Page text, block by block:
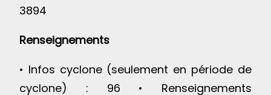
3894
Renseignements
• Infos cyclone (seulement en période de
cyclone) : 96 • Renseignements